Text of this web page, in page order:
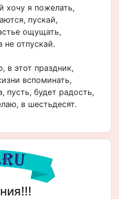
хочу я пожелать,
пускай,
ощущать,
не отпускай.
в этот праздник,
вспоминать,
пусть, будет радость,
в шестьдесят.